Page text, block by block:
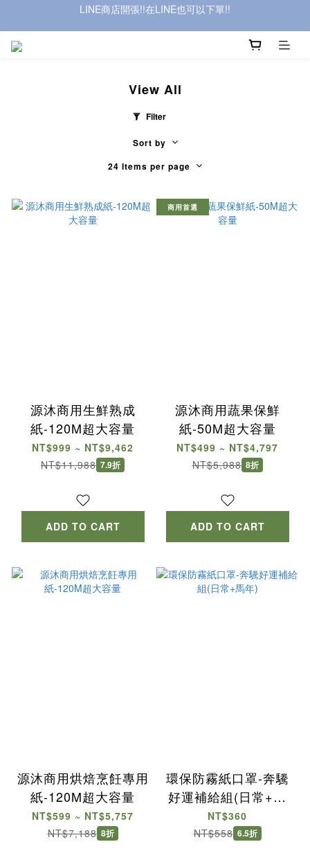
加入官方Line:@272dyogl獲取無門檻免運優惠碼
View All
Filter
Sort by
24 Items per page
源沐商用生鮮熟成
紙-120M超大容量
NT$999 ~ NT$9,462
NT$11,988 7.9折
ADD TO CART
商用首選
源沐商用蔬果保鮮
紙-50M超大容量
NT$499 ~ NT$4,797
NT$5,988 8折
ADD TO CART
源沐商用烘焙烹飪專用
紙-120M超大容量
NT$599 ~ NT$5,757
NT$7,188 8折
環保防霧紙口罩-奔驣
好運補給組(日常+馬
年)
NT$360
NT$558 6.5折